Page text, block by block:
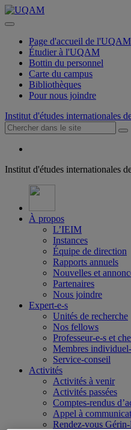
Page d'accueil de l'UQAM
Étudier à l'UQAM
Bottin du personnel
Carte du campus
Bibliothèques
Pour nous joindre
Institut d'études internationales
Institut d'études internationales
À propos
L’IEIM
Instances
Équipe de direction
Rapports annuels
Nouvelles et
Partenaires
Nous joindre
Expert-e-s
Unités de recherche
Nos fellows
Professeur-e-s et
Membres
Service-conseil
Activités
Activités à venir
Activités passées
Comptes-rendus
Appel à
Rendez-vous